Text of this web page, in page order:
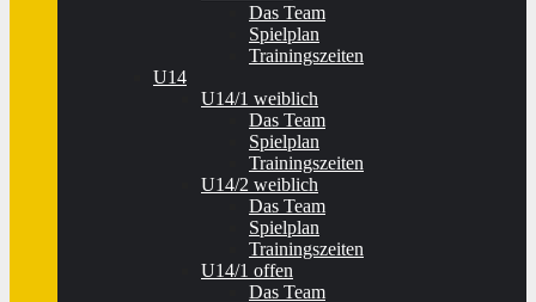
Das Team
Spielplan
Trainingszeiten
U14
U14/1 weiblich
Das Team
Spielplan
Trainingszeiten
U14/2 weiblich
Das Team
Spielplan
Trainingszeiten
U14/1 offen
Das Team